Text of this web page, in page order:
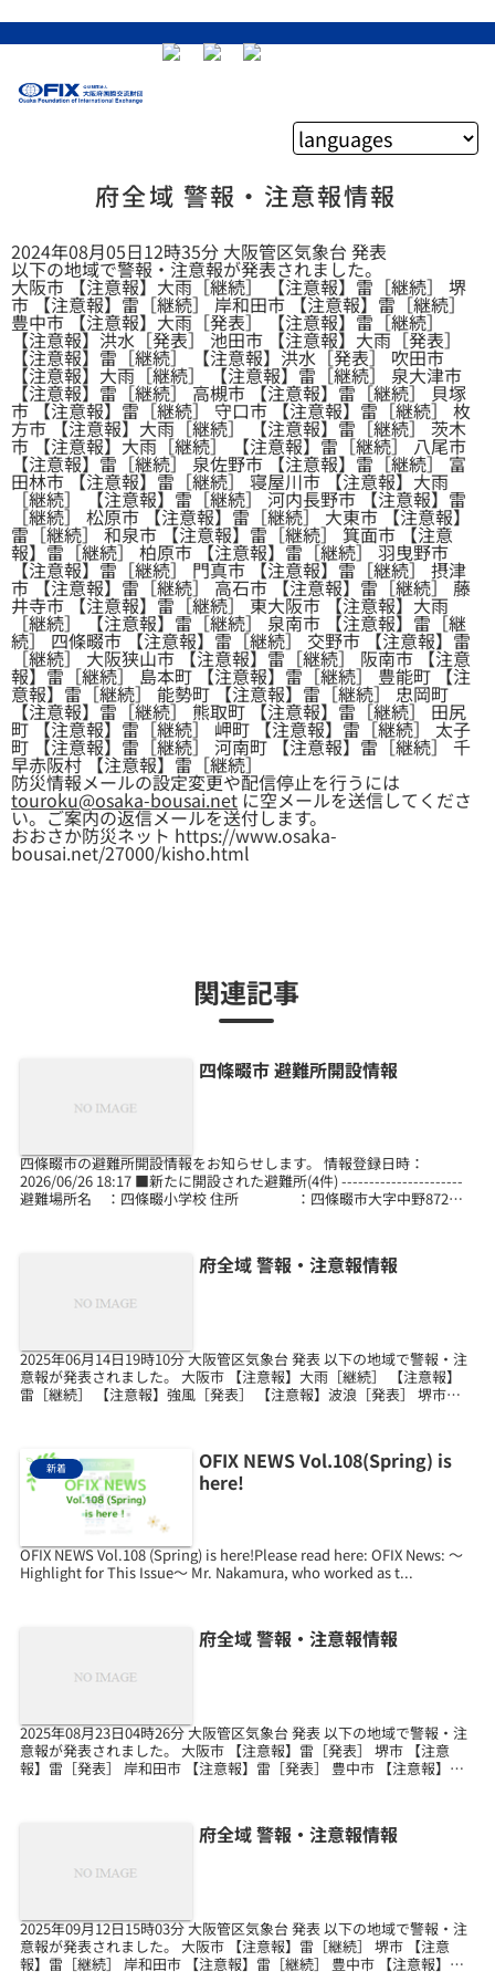
府全域 警報・注意報情報
2024年08月05日12時35分 大阪管区気象台 発表
以下の地域で警報・注意報が発表されました。
大阪市 【注意報】大雨［継続］ 【注意報】雷［継続］ 堺
市 【注意報】雷［継続］ 岸和田市 【注意報】雷［継続］
豊中市 【注意報】大雨［発表］ 【注意報】雷［継続］
【注意報】洪水［発表］ 池田市 【注意報】大雨［発表］
【注意報】雷［継続］ 【注意報】洪水［発表］ 吹田市
【注意報】大雨［継続］ 【注意報】雷［継続］ 泉大津市
【注意報】雷［継続］ 高槻市 【注意報】雷［継続］ 貝塚
市 【注意報】雷［継続］ 守口市 【注意報】雷［継続］ 枚
方市 【注意報】大雨［継続］ 【注意報】雷［継続］ 茨木
市 【注意報】大雨［継続］ 【注意報】雷［継続］ 八尾市
【注意報】雷［継続］ 泉佐野市 【注意報】雷［継続］ 富
田林市 【注意報】雷［継続］ 寝屋川市 【注意報】大雨
［継続］ 【注意報】雷［継続］ 河内長野市 【注意報】雷
［継続］ 松原市 【注意報】雷［継続］ 大東市 【注意報】
雷［継続］ 和泉市 【注意報】雷［継続］ 箕面市 【注意
報】雷［継続］ 柏原市 【注意報】雷［継続］ 羽曳野市
【注意報】雷［継続］ 門真市 【注意報】雷［継続］ 摂津
市 【注意報】雷［継続］ 高石市 【注意報】雷［継続］ 藤
井寺市 【注意報】雷［継続］ 東大阪市 【注意報】大雨
［継続］ 【注意報】雷［継続］ 泉南市 【注意報】雷［継
続］ 四條畷市 【注意報】雷［継続］ 交野市 【注意報】雷
［継続］ 大阪狭山市 【注意報】雷［継続］ 阪南市 【注意
報】雷［継続］ 島本町 【注意報】雷［継続］ 豊能町 【注
意報】雷［継続］ 能勢町 【注意報】雷［継続］ 忠岡町
【注意報】雷［継続］ 熊取町 【注意報】雷［継続］ 田尻
町 【注意報】雷［継続］ 岬町 【注意報】雷［継続］ 太子
町 【注意報】雷［継続］ 河南町 【注意報】雷［継続］ 千
早赤阪村 【注意報】雷［継続］
防災情報メールの設定変更や配信停止を行うには
touroku@osaka-bousai.netに空メールを送信してくださ
い。ご案内の返信メールを送付します。
おおさか防災ネット https://www.osaka-
bousai.net/27000/kisho.html
関連記事
四條畷市 避難所開設情報
四條畷市の避難所開設情報をお知らせします。 情報登録日時：
2026/06/26 18:17 ■新たに開設された避難所(4件) ----------------------
避難場所名 ：四條畷小学校 住所 ：四條畷市大字中野872
府全域 警報・注意報情報
2025年06月14日19時10分 大阪管区気象台 発表 以下の地域で警報・注
意報が発表されました。 大阪市 【注意報】大雨［継続］ 【注意報】
雷［継続］ 【注意報】強風［発表］ 【注意報】波浪［発表］ 堺市
新着
OFIX NEWS Vol.108(Spring) is
here!
OFIX NEWS Vol.108 (Spring) is here!Please read here: OFIX News: ～
Highlight for This Issue～ Mr. Nakamura, who worked as t...
府全域 警報・注意報情報
2025年08月23日04時26分 大阪管区気象台 発表 以下の地域で警報・注
意報が発表されました。 大阪市 【注意報】雷［発表］ 堺市 【注意
報】雷［発表］ 岸和田市 【注意報】雷［発表］ 豊中市 【注意報】雷
府全域 警報・注意報情報
2025年09月12日15時03分 大阪管区気象台 発表 以下の地域で警報・注
意報が発表されました。 大阪市 【注意報】雷［継続］ 堺市 【注意
報】雷［継続］ 岸和田市 【注意報】雷［継続］ 豊中市 【注意報】雷